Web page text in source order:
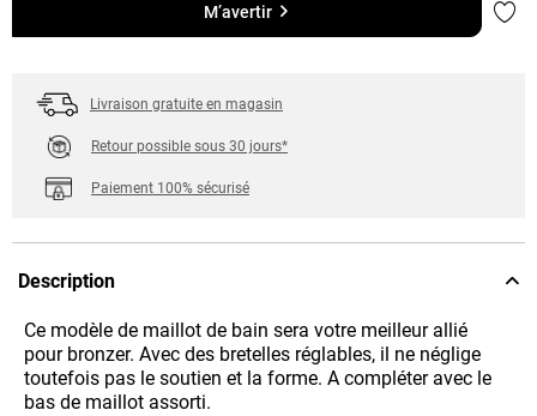
M’avertir
Livraison gratuite en magasin
Retour possible sous 30 jours*
Paiement 100% sécurisé
Description
Ce modèle de maillot de bain sera votre meilleur allié
pour bronzer. Avec des bretelles réglables, il ne néglige
toutefois pas le soutien et la forme. A compléter avec le
bas de maillot assorti.